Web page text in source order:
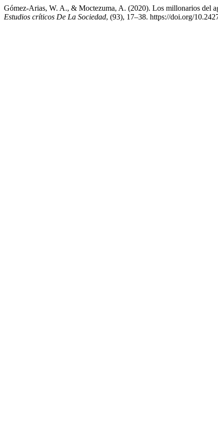
Gómez-Arias, W. A., & Moctezuma, A. (2020). Los millonarios del
Estudios críticos De La Sociedad, (93), 17–38. https://doi.org/